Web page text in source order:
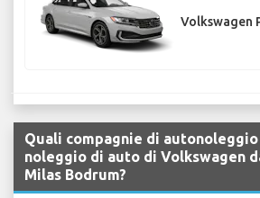
Volkswagen
Quali compagnie di
noleggio di auto di Volkswagen
Milas Bodrum?